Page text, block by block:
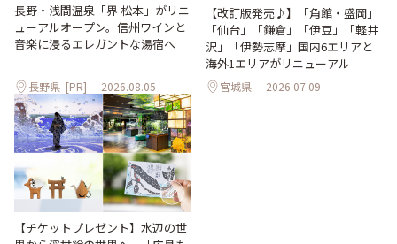
長野・浅間温泉「界 松本」がリニ
ューアルオープン。信州ワインと
音楽に浸るエレガントな湯宿へ
長野県 [PR] 2026.08.05
【改訂版発売♪】「角館・盛岡」
「仙台」「鎌倉」「伊豆」「軽井
沢」「伊勢志摩」国内6エリアと
海外1エリアがリニューアル
宮城県 2026.07.09
【チケットプレゼント】水辺の世